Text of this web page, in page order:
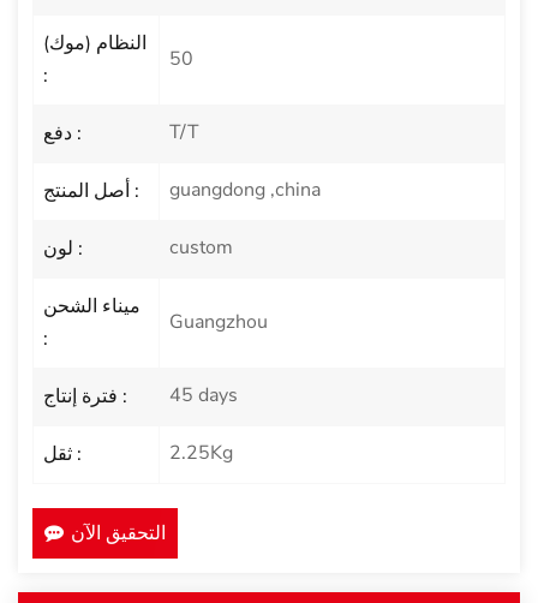
النظام (موك)
:
50
دفع : T/T
أصل المنتج : guangdong ,china
لون : custom
ميناء الشحن
:
Guangzhou
فترة إنتاج : 45 days
ثقل : 2.25Kg
التحقيق الآن